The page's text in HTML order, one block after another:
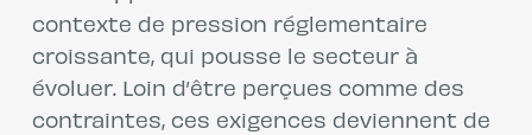
contexte de pression réglementaire
croissante, qui pousse le secteur à
évoluer. Loin d’être perçues comme des
contraintes, ces exigences deviennent de